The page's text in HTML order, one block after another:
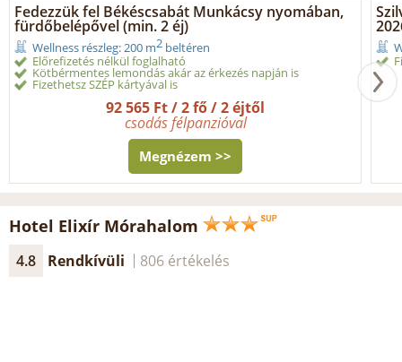
Fedezzük fel Békéscsabát Munkácsy nyomában,
fürdőbelépővel (min. 2 éj)
Wellness részleg: 200 m2 beltéren
Előrefizetés nélkül foglalható
Kötbérmentes lemondás akár az érkezés napján is
Fizethetsz SZÉP kártyával is
92 565 Ft / 2 fő / 2 éjtől
csodás félpanzióval
Megnézem >>
Hotel Elixír Mórahalom
4.8 Rendkívüli 806 értékelés